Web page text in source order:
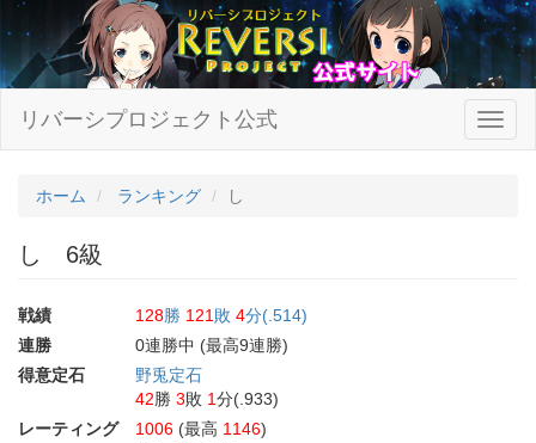
リバーシプロジェクト公式
ホーム ランキング し
し 6級
戦績 128勝 121 敗 4分(.514)
連勝
0連勝中 (最高9連勝)
得意定石
野兎定石
42勝 3敗 1分(.933)
レーティング
1006 (最高 1146)